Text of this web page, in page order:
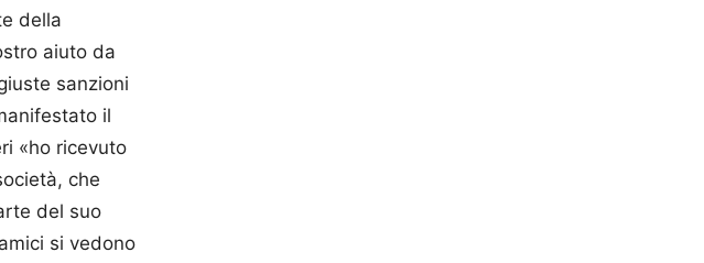
della
aiuto da
sanzioni
il
«ho ricevuto
che
del suo
si vedono